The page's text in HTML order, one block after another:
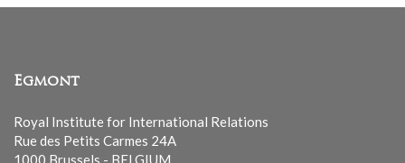
Egmont
Royal Institute for International Relations
Rue des Petits Carmes 24A
1000 Brussels - BELGIUM